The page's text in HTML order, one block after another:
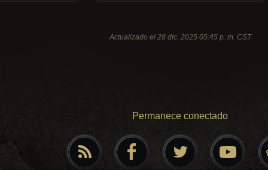
Actualizado el 28 dic. 2025 05:45 p. m. CST
Permanece conectado